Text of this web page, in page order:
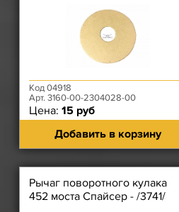
Код 04918
Арт. 3160-00-2304028-00
Цена: 15 руб
Добавить в корзину
Рычаг поворотного кулака
452 моста Спайсер - /3741/